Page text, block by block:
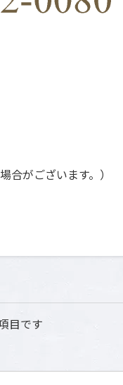
合がございます。）
目です